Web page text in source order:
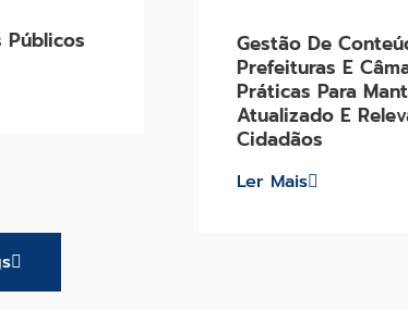
Públicos
Gestão De
Prefeituras E
Práticas Para
Atualizado E
Cidadãos
Ler Mais